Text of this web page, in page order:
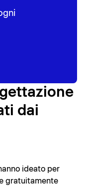
dai
ideato per
gratuitamente